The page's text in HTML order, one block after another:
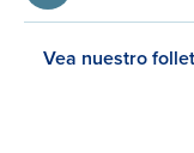
Vea nuestro